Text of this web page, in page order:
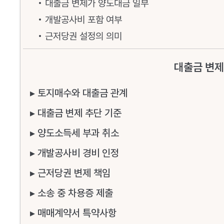
• 대출금 변제가 양도대금 일부
• 개발공사비 포함 여부
• 근저당권 설정의 의미
대출금 변
▸ 토지매수와 대출금 관계
▸ 대출금 변제 추단 기준
▸ 양도소득세 부과 취소
▸ 개발공사비 경비 인정
▸ 근저당권 변제 책임
▸ 소송 중 차용증 제출
▸ 매매계약서 특약사항